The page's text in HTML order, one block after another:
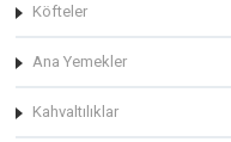
Köfteler
Ana Yemekler
Kahvaltılıklar